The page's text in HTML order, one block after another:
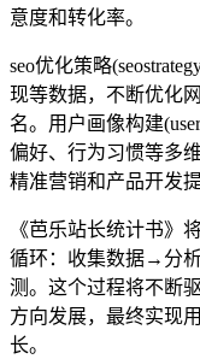
意度和转化率。
seo优化策略
现等数据，不断优化
名。用户画像构建
偏好、行为习惯等多
精准营销和产品开发提
《芭乐站长统计书》
循环：收集数据→分
测。这个过程将不断
方向发展，最终实现
长。